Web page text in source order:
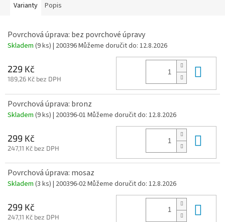
Varianty Popis
Povrchová úprava: bez povrchové úpravy
Skladem (9 ks) | 200396Můžeme doručit do: 12.8.2026
229 Kč
189,26 Kč bez DPH
Povrchová úprava: bronz
Skladem (9 ks) | 200396-01 Můžeme doručit do: 12.8.2026
299 Kč
247,11 Kč bez DPH
Povrchová úprava: mosaz
Skladem (3 ks) | 200396-02Můžeme doručit do: 12.8.2026
299 Kč
247,11 Kč bez DPH